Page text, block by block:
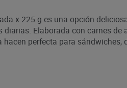
x 225 g es una opción
Elaborada con carnes de
perfecta para sándwiches,